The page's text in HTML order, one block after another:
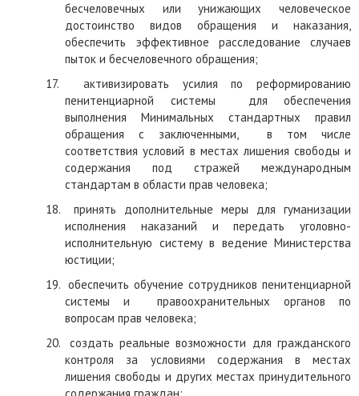
бесчеловечных или унижающих человеческое
достоинство видов обращения и наказания,
обеспечить эффективное расследование случаев
пыток и бесчеловечного обращения;
17.
активизировать усилия по реформированию
пенитенциарной системы
для обеспечения
выполнения Минимальных стандартных правил
обращения с заключенными,
в том числе
соответствия условий в местах лишения свободы и
содержания под стражей международным
стандартам в области прав человека;
18.
принять дополнительные меры для гуманизации
исполнения наказаний и передать уголовно-
исполнительную систему в ведение Министерства
юстиции;
19. обеспечить обучение сотрудников пенитенциарной
системы и
правоохранительных органов по
вопросам прав человека;
20.
создать реальные возможности для гражданского
контроля за условиями содержания в местах
лишения свободы и других местах принудительного